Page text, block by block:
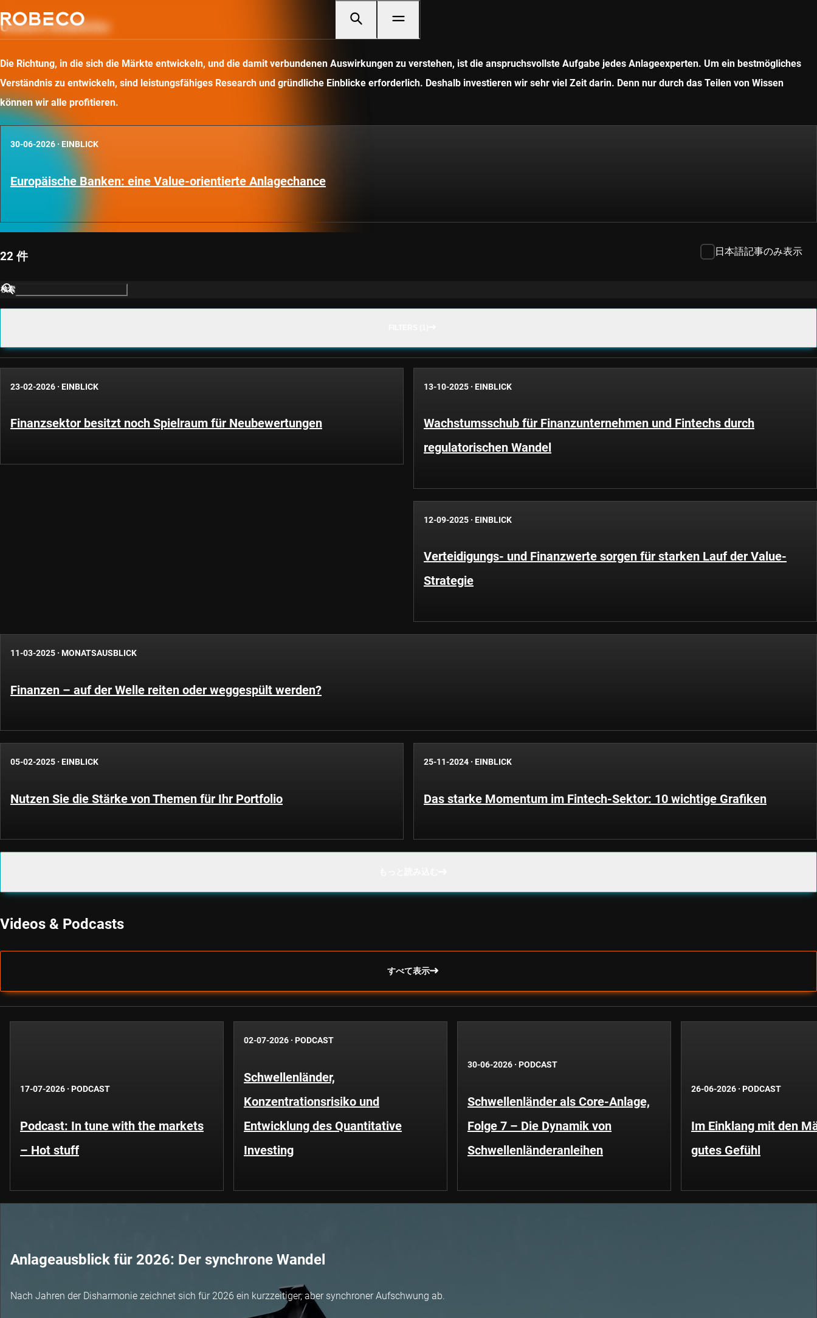
Unsere Einblicke
Die Richtung, in die sich die Märkte entwickeln, und die damit verbundenen Auswirkungen zu verstehen, ist die anspruchsvollste Aufgabe jedes Anlageexperten. Um ein bestmögliches
Verständnis zu entwickeln, sind leistungsfähiges Research und gründliche Einblicke erforderlich. Deshalb investieren wir sehr viel Zeit darin. Denn nur durch das Teilen von Wissen
können wir alle profitieren.
30-06-2026 · EINBLICK
Europäische Banken: eine Value-orientierte Anlagechance
22 件 日本語記事のみ表示
検索
23-02-2026 · EINBLICK
Finanzsektor besitzt noch Spielraum für Neubewertungen
13-10-2025 · EINBLICK
Wachstumsschub für Finanzunternehmen und Fintechs durch
regulatorischen Wandel
12-09-2025 · EINBLICK
Verteidigungs- und Finanzwerte sorgen für starken Lauf der Value-
Strategie
11-03-2025 · MONATSAUSBLICK
Finanzen – auf der Welle reiten oder weggespült werden?
05-02-2025 · EINBLICK
Nutzen Sie die Stärke von Themen für Ihr Portfolio
25-11-2024 · EINBLICK
Das starke Momentum im Fintech-Sektor: 10 wichtige Grafiken
Videos & Podcasts
すべて表示
17-07-2026 · PODCAST
Podcast: In tune with the markets
– Hot stuff
02-07-2026 · PODCAST
Schwellenländer,
Konzentrationsrisiko und
Entwicklung des Quantitative
Investing
30-06-2026 · PODCAST
Schwellenländer als Core-Anlage,
Folge 7 – Die Dynamik von
Schwellenländeranleihen
26-06-2026 · PODCAST
Im Einklang mit den
gutes Gefühl
Anlageausblick für 2026: Der synchrone Wandel
Nach Jahren der Disharmonie zeichnet sich für 2026 ein kurzzeitiger, aber synchroner Aufschwung ab.